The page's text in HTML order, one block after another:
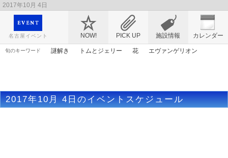
2017年10月 4日
映画や音楽コンサート、レジャーやアート、テレビ、ショップ、出会い、転職まで名古
屋のイベント情報を幅広く掲載
名古屋イベント NOW! PICK UP カレンダー
施設情報
旬のキーワード 謎解き トムとジェリー 花
エヴァンゲリオン
2017年10月 4日のイベントスケジュール